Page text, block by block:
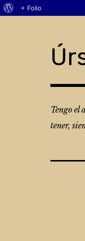
Tengo el
tener,
Acerca
+ Folio